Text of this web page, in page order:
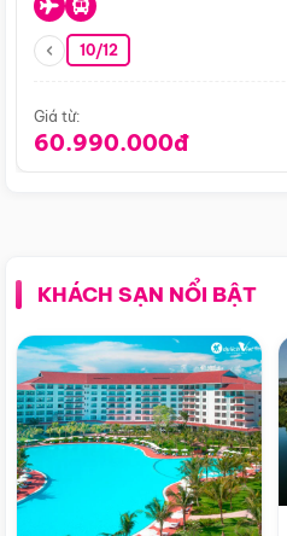
10/12
Giá từ:
60.990.000đ
KHÁCH SẠN NỔI BẬT